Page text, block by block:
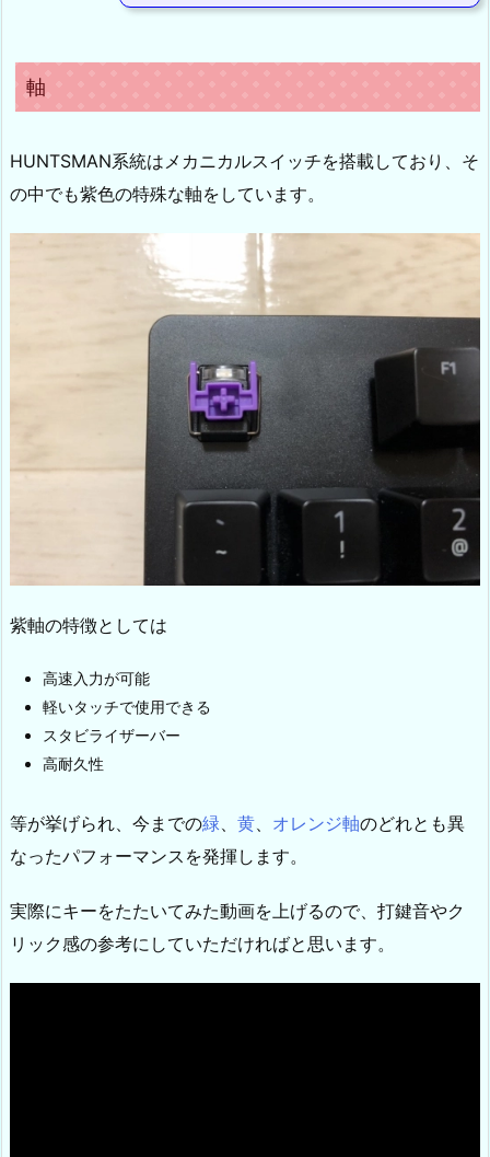
軸
HUNTSMAN系統はメカニカルスイッチを搭載しており、そ
の中でも紫色の特殊な軸をしています。
紫軸の特徴としては
高速入力が可能
軽いタッチで使用できる
スタビライザーバー
高耐久性
等が挙げられ、今までの緑 黄 オレンジ軸のどれとも異
なったパフォーマンスを発揮します。
実際にキーをたたいてみた動画を上げるので、打鍵音やク
リック感の参考にしていただければと思います。